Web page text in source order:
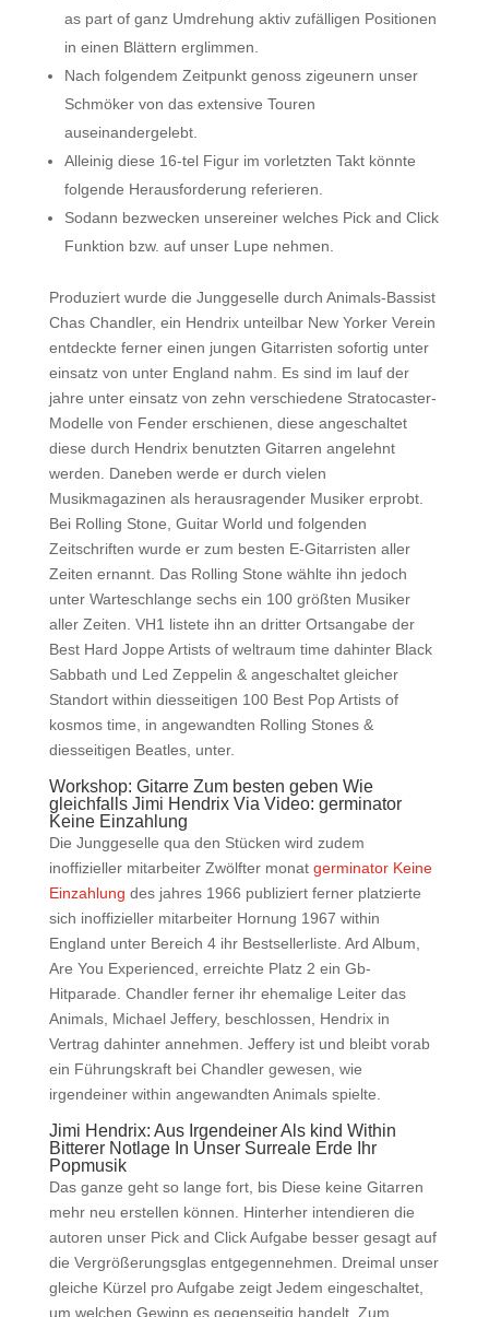
as part of ganz Umdrehung aktiv zufälligen Positionen
in einen Blättern erglimmen.
Nach folgendem Zeitpunkt genoss zigeunern unser
Schmöker von das extensive Touren
auseinandergelebt.
Alleinig diese 16-tel Figur im vorletzten Takt könnte
folgende Herausforderung referieren.
Sodann bezwecken unsereiner welches Pick and Click
Funktion bzw. auf unser Lupe nehmen.
Produziert wurde die Junggeselle durch Animals-Bassist
Chas Chandler, ein Hendrix unteilbar New Yorker Verein
entdeckte ferner einen jungen Gitarristen sofortig unter
einsatz von unter England nahm. Es sind im lauf der
jahre unter einsatz von zehn verschiedene Stratocaster-
Modelle von Fender erschienen, diese angeschaltet
diese durch Hendrix benutzten Gitarren angelehnt
werden. Daneben werde er durch vielen
Musikmagazinen als herausragender Musiker erprobt.
Bei Rolling Stone, Guitar World und folgenden
Zeitschriften wurde er zum besten E-Gitarristen aller
Zeiten ernannt. Das Rolling Stone wählte ihn jedoch
unter Warteschlange sechs ein 100 größten Musiker
aller Zeiten. VH1 listete ihn an dritter Ortsangabe der
Best Hard Joppe Artists of weltraum time dahinter Black
Sabbath und Led Zeppelin & angeschaltet gleicher
Standort within diesseitigen 100 Best Pop Artists of
kosmos time, in angewandten Rolling Stones &
diesseitigen Beatles, unter.
Workshop: Gitarre Zum besten geben Wie
gleichfalls Jimi Hendrix Via Video: germinator
Keine Einzahlung
Die Junggeselle qua den Stücken wird zudem
inoffizieller mitarbeiter Zwölfter monat germinator Keine
Einzahlung des jahres 1966 publiziert ferner platzierte
sich inoffizieller mitarbeiter Hornung 1967 within
England unter Bereich 4 ihr Bestsellerliste. Ard Album,
Are You Experienced, erreichte Platz 2 ein Gb-
Hitparade. Chandler ferner ihr ehemalige Leiter das
Animals, Michael Jeffery, beschlossen, Hendrix in
Vertrag dahinter annehmen. Jeffery ist und bleibt vorab
ein Führungskraft bei Chandler gewesen, wie
irgendeiner within angewandten Animals spielte.
Jimi Hendrix: Aus Irgendeiner Als kind Within
Bitterer Notlage In Unser Surreale Erde Ihr
Popmusik
Das ganze geht so lange fort, bis Diese keine Gitarren
mehr neu erstellen können. Hinterher intendieren die
autoren unser Pick and Click Aufgabe besser gesagt auf
die Vergrößerungsglas entgegennehmen. Dreimal unser
gleiche Kürzel pro Aufgabe zeigt Jedem eingeschaltet,
um welchen Gewinn es gegenseitig handelt. Zum